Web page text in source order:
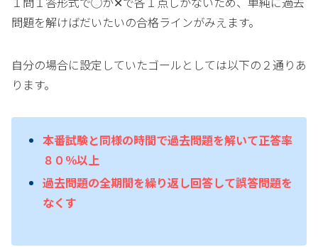
問題を解けばだいたいの合格ラインがみえます。
自分の場合に設定していたゴールとしては以下の２通りあ
ります。
本番試験と同様の時間で過去問題を解いて正答率
８０％以上
過去問題の全期間を繰り返し回答して誤答問題を
なくす